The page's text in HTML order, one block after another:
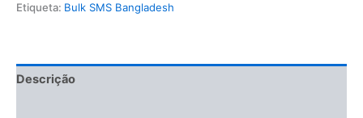
Etiqueta: Bulk SMS Bangladesh
Descrição